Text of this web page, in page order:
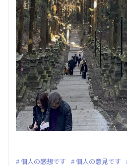
個人の感想です 個人の意見です